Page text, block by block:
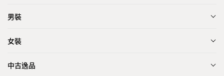
男裝
女裝
中古逸品